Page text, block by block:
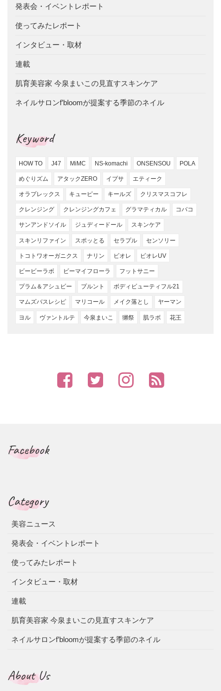
発表会・イベントレポート
使ってみたレポート
インタビュー・取材
連載
肌育美容家 今泉まいこの見直すスキンケア
ネイルサロンf’bloomが提案する季節のネイル
Keyword
HOW TO J47 MiMC NS-komachi ONSENSOU POLA
めぐりズム アタックZERO イプサ エティーク
オラプレックス キューピー キールズ クリスマスコフレ
クレンジング クレンジングカフェ グラマティカル コバコ
サンアンドソイル ジュディードール スキンケア
スキンリファイン スポッとる セラプル センソリー
トコトワオーガニクス ナリン ビオレ ビオレUV
ビービーラボ ビーマイフローラ フットサニー
プラム＆アシュビー プルント ボディビューティフル21
マムズバスレシピ マリコール メイク落とし ヤーマン
ヨル ヴァントルテ 今泉まいこ 獺祭 肌ラボ 花王
Facebook
Category
美容ニュース
発表会・イベントレポート
使ってみたレポート
インタビュー・取材
連載
肌育美容家 今泉まいこの見直すスキンケア
ネイルサロンf’bloomが提案する季節のネイル
About Us